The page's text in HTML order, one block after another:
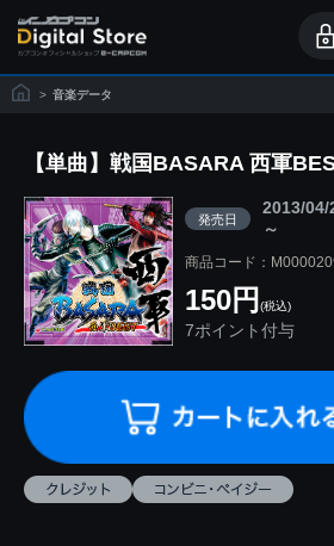
> 音楽データ
【単曲】戦国BASARA 西軍
発売日
2013/04/
～
商品コード：
150円 (税込)
7ポイント付与